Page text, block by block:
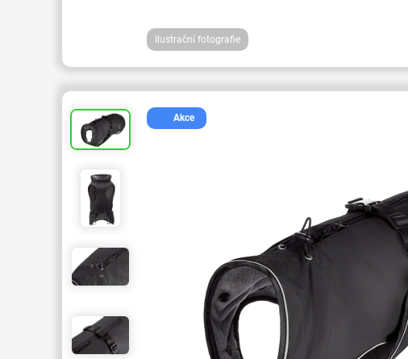
Ilustrační fotografie
Akce